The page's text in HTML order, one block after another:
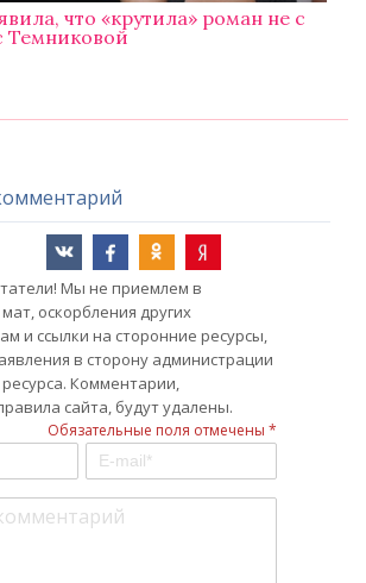
что «крутила» роман не с
Темниковой
Мы не приемлем в
оскорбления других
и ссылки на сторонние ресурсы,
в сторону администрации
Комментарии,
сайта, будут удалены.
Обязательные поля отмечены *